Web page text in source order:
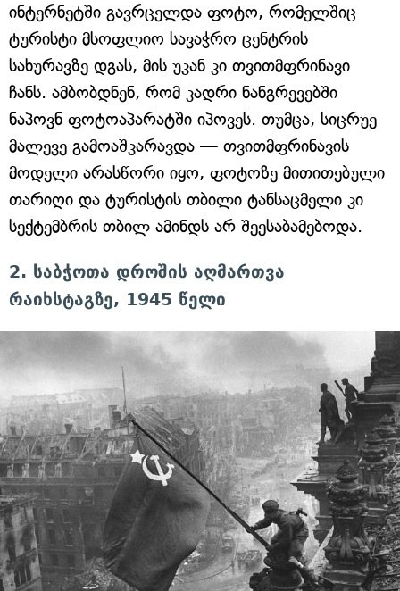
ინტერნეტში გავრცელდა ფოტო, რომელშიც
ტურისტი მსოფლიო სავაჭრო ცენტრის
სახურავზე დგას, მის უკან კი თვითმფრინავი
ჩანს. ამბობდნენ, რომ კადრი ნანგრევებში
ნაპოვნ ფოტოაპარატში იპოვეს. თუმცა, სიცრუე
მალევე გამოაშკარავდა — თვითმფრინავის
მოდელი არასწორი იყო, ფოტოზე მითითებული
თარიღი და ტურისტის თბილი ტანსაცმელი კი
სექტემბრის თბილ ამინდს არ შეესაბამებოდა.
2. საბჭოთა დროშის აღმართვა
რაიხსტაგზე, 1945 წელი